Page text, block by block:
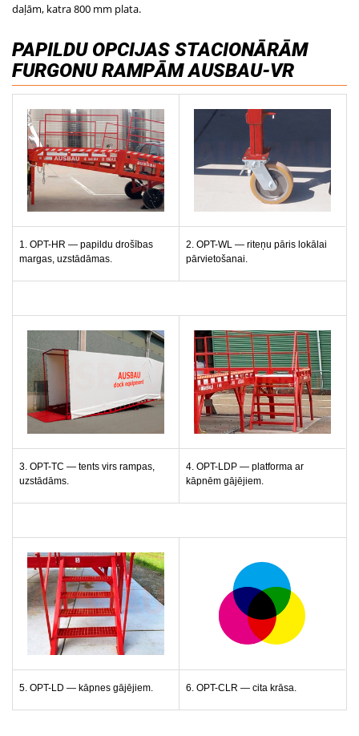
daļām, katra 800 mm plata.
PAPILDU OPCIJAS STACIONĀRĀM
FURGONU RAMPĀM AUSBAU-VR
1. OPT-HR — papildu drošības
margas, uzstādāmas.
2. OPT-WL — riteņu pāris lokālai
pārvietošanai.
3. OPT-TC — tents virs rampas,
uzstādāms.
4. OPT-LDP — platforma ar
kāpnēm gājējiem.
5. OPT-LD — kāpnes gājējiem. 6. OPT-CLR — cita krāsa.